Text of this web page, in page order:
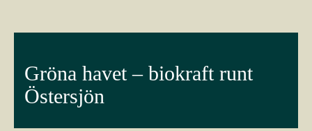
Gröna havet – biokraft runt
Östersjön